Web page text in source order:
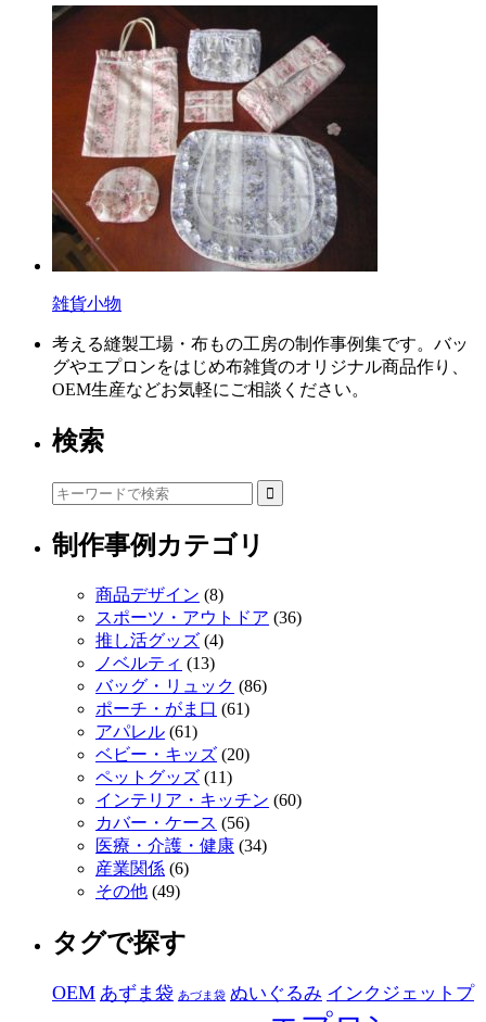
雑貨小物
考える縫製工場・布もの工房の制作事例集です。バッ
グやエプロンをはじめ布雑貨のオリジナル商品作り、
OEM生産などお気軽にご相談ください。
検索
制作事例カテゴリ
商品デザイン (8)
スポーツ・アウトドア (36)
推し活グッズ (4)
ノベルティ (13)
バッグ・リュック (86)
ポーチ・がま口 (61)
アパレル (61)
ベビー・キッズ (20)
ペットグッズ (11)
インテリア・キッチン (60)
カバー・ケース (56)
医療・介護・健康 (34)
産業関係 (6)
その他 (49)
タグで探す
OEM あずま袋 あづま袋 ぬいぐるみ インクジェットプ